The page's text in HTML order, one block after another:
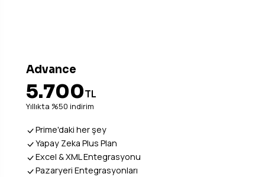
Advance
5.700TL
Yıllıkta %50 indirim
Prime'daki her şey
Yapay Zeka Plus Plan
Excel & XML Entegrasyonu
Pazaryeri Entegrasyonları